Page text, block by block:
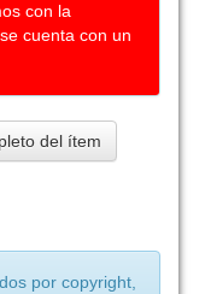
con la
cuenta con un
del ítem
por copyright,